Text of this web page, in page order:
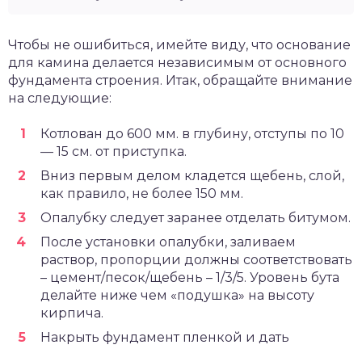
Чтобы не ошибиться, имейте виду, что основание
для камина делается независимым от основного
фундамента строения. Итак, обращайте внимание
на следующие:
Котлован до 600 мм. в глубину, отступы по 10
— 15 см. от приступка.
Вниз первым делом кладется щебень, слой,
как правило, не более 150 мм.
Опалубку следует заранее отделать битумом.
После установки опалубки, заливаем
раствор, пропорции должны соответствовать
– цемент/песок/щебень – 1/3/5. Уровень бута
делайте ниже чем «подушка» на высоту
кирпича.
Накрыть фундамент пленкой и дать